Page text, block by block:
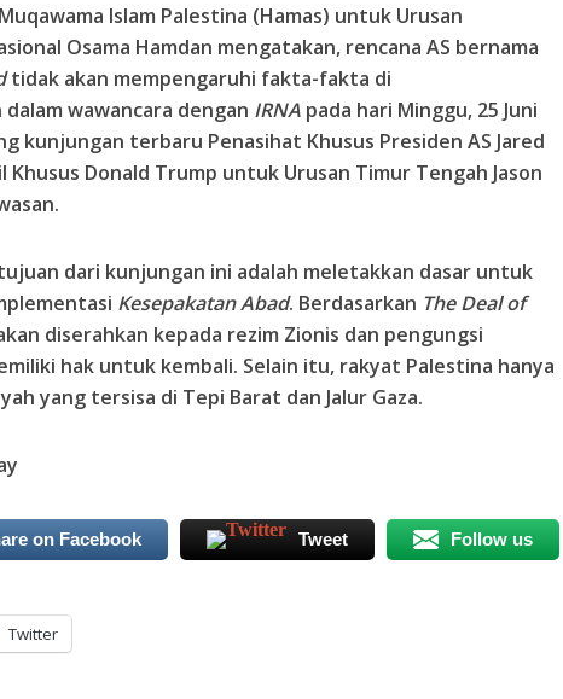
Islam Palestina (Hamas) untuk Urusan
Osama Hamdan mengatakan, rencana AS bernama
tidak akan mempengaruhi fakta-fakta di
dalam wawancara dengan IRNA pada hari Minggu, 25 Juni
kunjungan terbaru Penasihat Khusus Presiden AS Jared
Khusus Donald Trump untuk Urusan Timur Tengah Jason
dari kunjungan ini adalah meletakkan dasar untuk
Kesepakatan Abad. Berdasarkan The Deal of
diserahkan kepada rezim Zionis dan pengungsi
hak untuk kembali. Selain itu, rakyat Palestina hanya
yang tersisa di Tepi Barat dan Jalur Gaza.
on Facebook Tweet Follow us
Twitter